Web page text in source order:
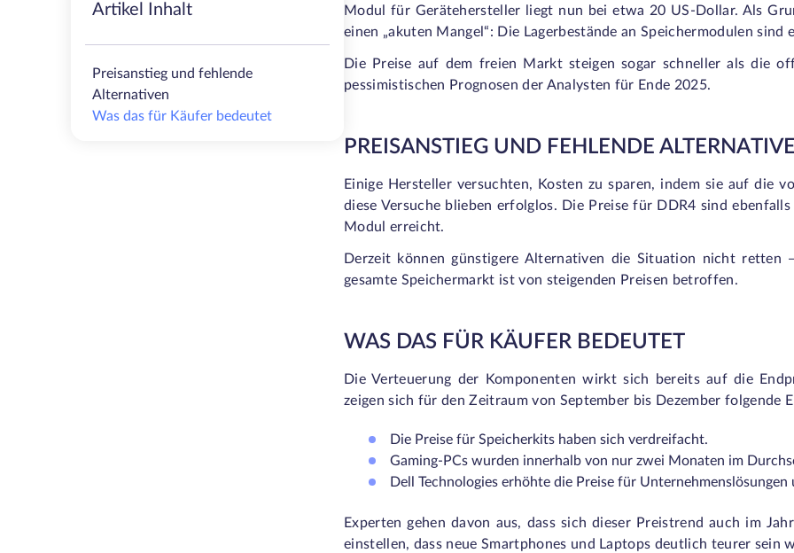
Artikel Inhalt
Preisanstieg und fehlende
Alternativen
Was das für Käufer bedeutet
Modul für Gerätehersteller liegt nun bei etwa 20 US-Dollar. Als
einen „akuten Mangel“: Die Lagerbestände an Speichermodulen
Die Preise auf dem freien Markt steigen sogar schneller als die
pessimistischen Prognosen der Analysten für Ende 2025.
PREISANSTIEG UND FEHLENDE
Einige Hersteller versuchten, Kosten zu sparen, indem sie auf die
diese Versuche blieben erfolglos. Die Preise für DDR4 sind
Modul erreicht.
Derzeit können günstigere Alternativen die Situation nicht
gesamte Speichermarkt ist von steigenden Preisen betroffen.
WAS DAS FÜR KÄUFER BEDEUTET
Die Verteuerung der Komponenten wirkt sich bereits auf die
zeigen sich für den Zeitraum von September bis Dezember folgende
Die Preise für Speicherkits haben sich verdreifacht.
Gaming-PCs wurden innerhalb von nur zwei Monaten im
Dell Technologies erhöhte die Preise für
Experten gehen davon aus, dass sich dieser Preistrend auch im
einstellen, dass neue Smartphones und Laptops deutlich teurer sein